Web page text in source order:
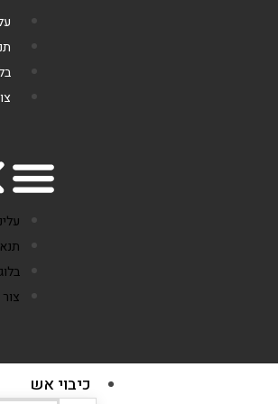
בלוג
כיבוי אש